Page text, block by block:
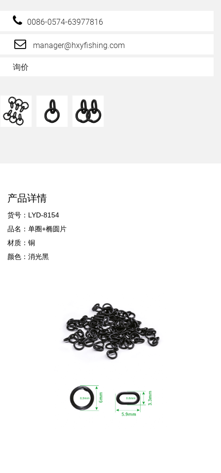
0086-0574-63977816
manager@hxyfishing.com
询价
产品详情
货号：LYD-8154
品名：单圈+椭圆片
材质：铜
颜色：消光黑